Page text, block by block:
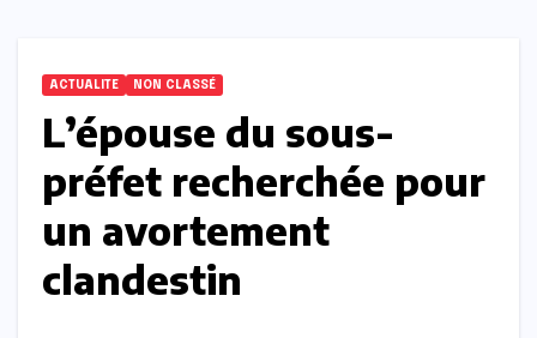
ACTUALITE NON CLASSÉ
L’épouse du sous-
préfet recherchée pour
un avortement
clandestin